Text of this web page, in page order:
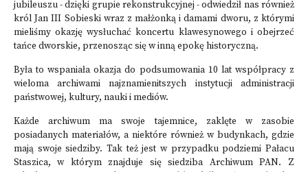
jubileuszu - dzięki grupie rekonstrukcyjnej - odwiedził nas również
król Jan III Sobieski wraz z małżonką i damami dworu, z którymi
mieliśmy okazję wysłuchać koncertu klawesynowego i obejrzeć
tańce dworskie, przenosząc się w inną epokę historyczną.
Była to wspaniała okazja do podsumowania 10 lat współpracy z
wieloma archiwami najznamienitszych instytucji administracji
państwowej, kultury, nauki i mediów.
Każde archiwum ma swoje tajemnice, zaklęte w zasobie
posiadanych materiałów, a niektóre również w budynkach, gdzie
mają swoje siedziby. Tak też jest w przypadku podziemi Pałacu
Staszica, w którym znajduje się siedziba Archiwum PAN. Z